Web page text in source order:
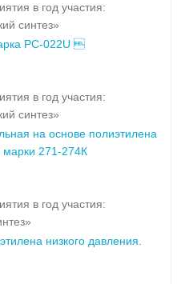
в год участия:
синтез»
PC-022U 
в год участия:
синтез»
на основе полиэтилена
марки 271-274К
в год участия:
низкого давления.